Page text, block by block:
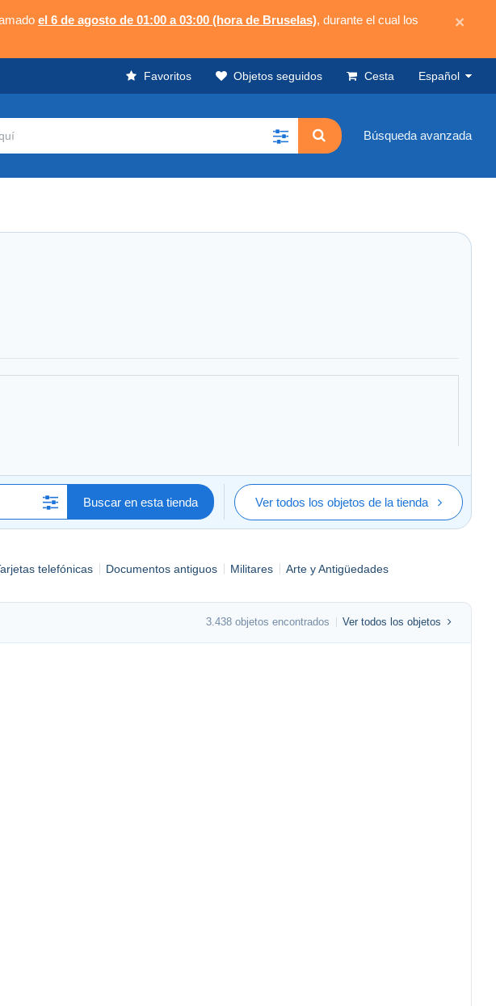
el 6 de agosto de 01:00 a 03:00 (hora de Bruselas), durante el cual los
×
Favoritos Objetos seguidos Cesta Español
Búsqueda avanzada
Buscar en esta tienda Ver todos los objetos de la tienda
telefónicas Documentos antiguos Militares
Arte y Antigüedades
3.438 objetos encontrados Ver todos los objetos